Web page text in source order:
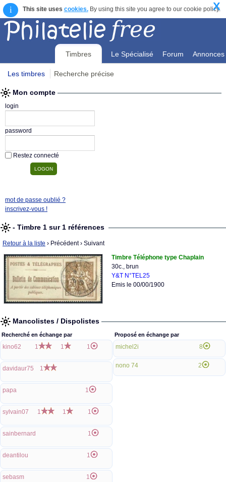
i This site uses cookies.By using this site you agree to our cookie policy.
X
Timbres Le Spécialisé Forum Annonces
Les timbres Recherche précise
Mon compte
login
password
Restez connecté
mot de passe oublié ?
inscrivez-vous !
- Timbre 1 sur 1 références
Retour à la liste › Précédent› Suivant
Timbre Téléphone type Chaplain
30c., brun
Y&T N°TEL25
Emis le 00/00/1900
Mancolistes / Dispolistes
Recherché en échange par
kino62 1 1 1
davidaur75 1
papa 1
sylvain07 1 1 1
sainbernard 1
deantilou 1
sebasm 1
Proposé en échange par
michel2i 8
nono 74 2